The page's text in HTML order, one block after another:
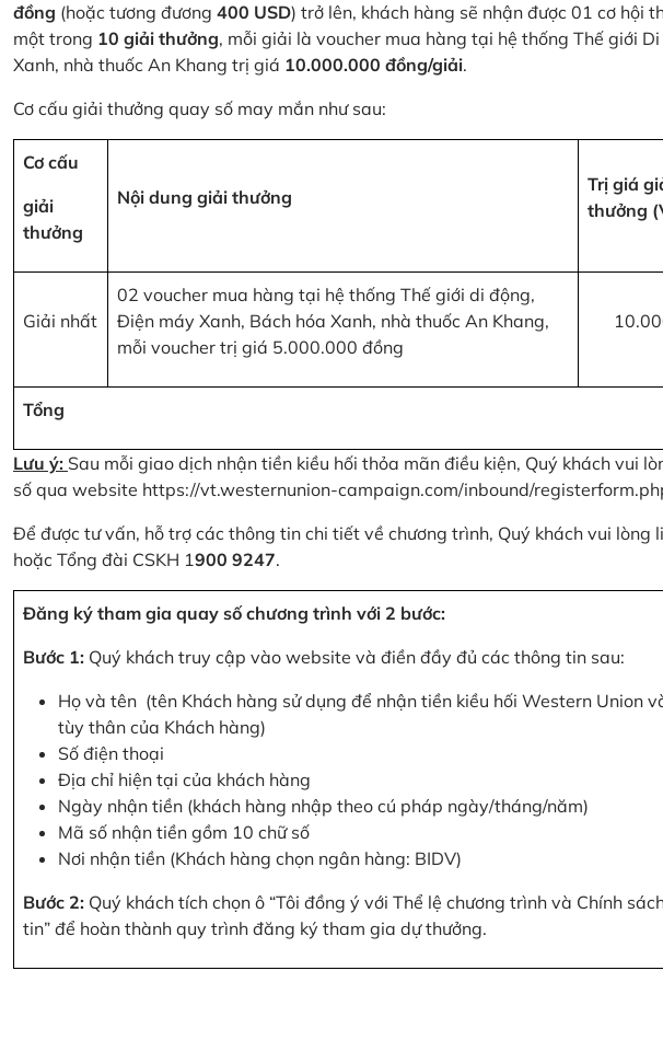
đồng (hoặc tương đương 400 USD) trở lên, khách hàng sẽ nhận được 01 cơ hội
một trong 10 giải thưởng, mỗi giải là voucher mua hàng tại hệ thống Thế giới
Xanh, nhà thuốc An Khang trị giá 10.000.000 đồng/giải.
Cơ cấu giải thưởng quay số may mắn như sau:
Cơ cấu
giải
thưởng
Nội dung giải thưởng
Trị giá
thưởng
Giải nhất
02 voucher mua hàng tại hệ thống Thế giới di động,
Điện máy Xanh, Bách hóa Xanh, nhà thuốc An Khang,
mỗi voucher trị giá 5.000.000 đồng
Tổng
Lưu ý: Sau mỗi giao dịch nhận tiền kiều hối thỏa mãn điều kiện, Quý khách vui
số qua website https://vt.westernunion-campaign.com/inbound/
Để được tư vấn, hỗ trợ các thông tin chi tiết về chương trình, Quý khách vui lòng
hoặc Tổng đài CSKH 1900 9247.
Đăng ký tham gia quay số chương trình với 2 bước:
Bước 1: Quý khách truy cập vào website và điền đầy đủ các thông tin sau:
Họ và tên (tên Khách hàng sử dụng để nhận tiền kiều hối Western Union
tùy thân của Khách hàng)
Số điện thoại
Địa chỉ hiện tại của khách hàng
Ngày nhận tiền (khách hàng nhập theo cú pháp ngày/tháng/năm)
Mã số nhận tiền gồm 10 chữ số
Nơi nhận tiền (Khách hàng chọn ngân hàng: BIDV)
Bước 2: Quý khách tích chọn ô “Tôi đồng ý với Thể lệ chương trình và Chính
tin” để hoàn thành quy trình đăng ký tham gia dự thưởng.